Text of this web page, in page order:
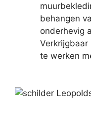
behangen
onderhevig
te werken